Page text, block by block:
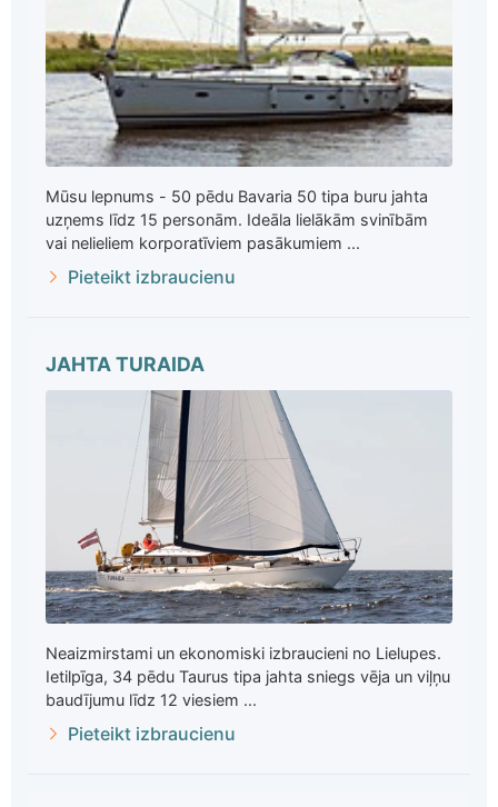
Mūsu lepnums - 50 pēdu Bavaria 50 tipa buru jahta
uzņems līdz 15 personām. Ideāla lielākām svinībām
vai nelieliem korporatīviem pasākumiem ...
Pieteikt izbraucienu
JAHTA TURAIDA
Neaizmirstami un ekonomiski izbraucieni no Lielupes.
Ietilpīga, 34 pēdu Taurus tipa jahta sniegs vēja un viļņu
baudījumu līdz 12 viesiem ...
Pieteikt izbraucienu